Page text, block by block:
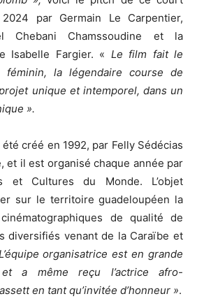
par Germain Le Carpentier,
Chebani Chamssoudine et la
Isabelle Fargier. « Le film fait le
féminin, la légendaire course de
unique et intemporel, dans un
».
créé en 1992, par Felly Sédécias
et il est organisé chaque année par
et Cultures du Monde. L’objet
sur le territoire guadeloupéen la
de qualité de
diversifiés venant de la Caraïbe et
organisatrice est en grande
a même reçu l’actrice afro-
en tant qu’invitée d’honneur ».